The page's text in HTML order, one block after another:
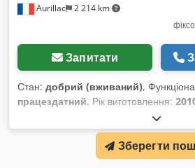
Aurillac 2 214 km
Запитати
Стан: добрий (вживаний),
працездатний, Рік виготовлення:
55,16 кВт (75,00 к.с.)
транспортного засобу:
, Гідравлічний реверсор, без
навантажувач FL80 Cedpsy Eq Upjfx
Зберегти